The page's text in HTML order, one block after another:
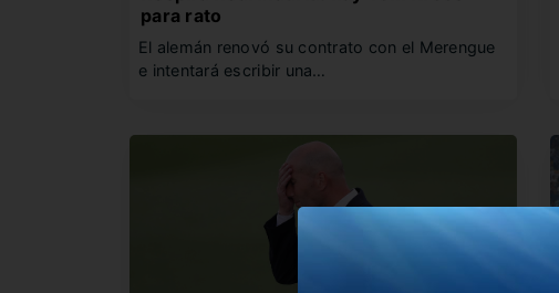
para rato
El alemán renovó su contrato con el Merengue
e intentará escribir una…